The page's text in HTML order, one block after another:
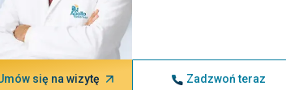
się na wizytę Zadzwoń teraz